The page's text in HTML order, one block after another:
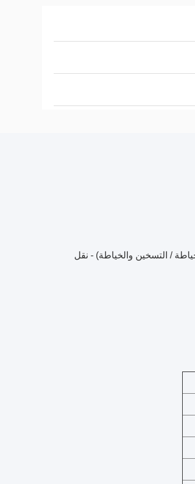
/ التسخين والخياطة) - نقل